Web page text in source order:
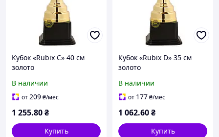
Кубок «Rubix С» 40 см
золото
В наличии
от209₴/мес
1 255.80₴
Купить
Кубок «Rubix D» 35 см
золото
В наличии
от 177₴/мес
1 062.60₴
Купить